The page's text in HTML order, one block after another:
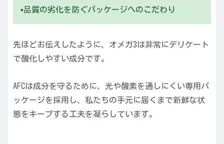
▪️品質の劣化を防ぐパッケージへのこだわり
先ほどお伝えしたように、オメガ3は非常にデリケート
で酸化しやすい成分です。
AFCは成分を守るために、光や酸素を通しにくい専用パ
ッケージを採用し、私たちの手元に届くまで新鮮な状
態をキープする工夫を凝らしています。